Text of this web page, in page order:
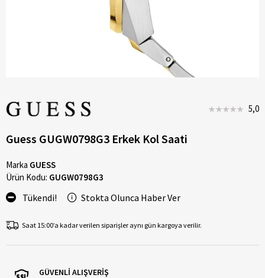
5,0
Guess GUGW0798G3 Erkek Kol Saati
Marka GUESS
Ürün Kodu: GUGW0798G3
Tükendi! Stokta Olunca Haber Ver
Saat 15:00’a kadar verilen siparişler aynı gün kargoya verilir.
GÜVENLİ ALIŞVERİŞ